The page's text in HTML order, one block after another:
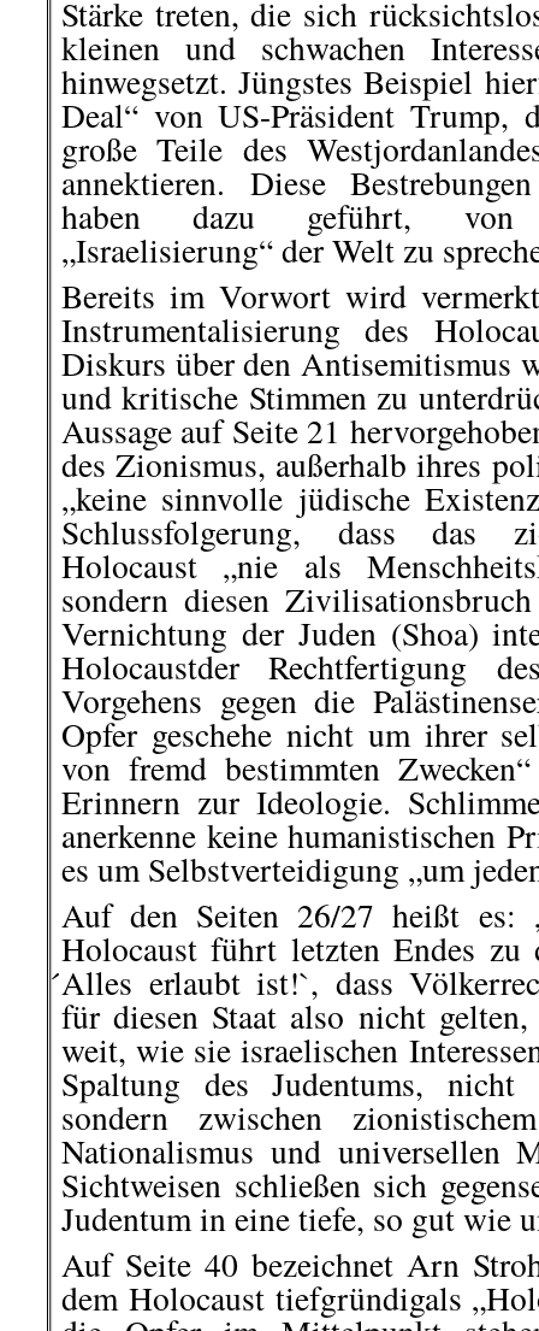
Stärke treten, die sich
kleinen und schwachen
hinwegsetzt. Jüngstes Beispiel
Deal“ von US-Präsident Trump,
große Teile des
annektieren. Diese
haben dazu geführt, von
„Israelisierung“ der Welt zu
Bereits im Vorwort wird
Instrumentalisierung des
Diskurs über den Antisemitismus
und kritische Stimmen zu
Aussage auf Seite 21
des Zionismus, außerhalb ihres
„keine sinnvolle jüdische
Schlussfolgerung, dass das
Holocaust „nie als
sondern diesen
Vernichtung der Juden (Shoa)
Holocaustder Rechtfertigung
Vorgehens gegen die
Opfer geschehe nicht um ihrer
von fremd bestimmten
Erinnern zur Ideologie.
anerkenne keine humanistischen
es um Selbstverteidigung „um
Auf den Seiten 26/27 heißt es:
Holocaust führt letzten Endes zu
́Alles erlaubt ist!`, dass
für diesen Staat also nicht
weit, wie sie israelischen
Spaltung des Judentums, nicht
sondern zwischen
Nationalismus und universellen
Sichtweisen schließen sich
Judentum in eine tiefe, so gut wie
Auf Seite 40 bezeichnet Arn
dem Holocaust tiefgründigals